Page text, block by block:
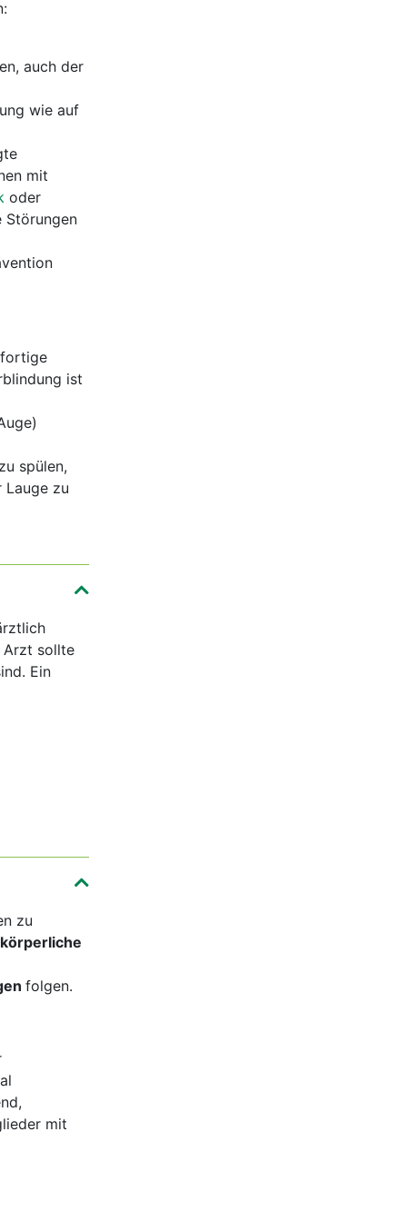
auch der
wie auf
mit
oder
Störungen
ist
spülen,
Lauge zu
Arzt sollte
Ein
zu
körperliche
folgen.
mit